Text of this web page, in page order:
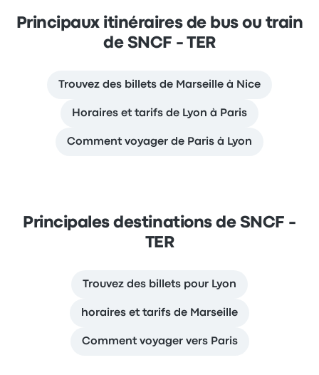
Principaux itinéraires de bus ou train
de SNCF - TER
Trouvez des billets de Marseille à Nice
Horaires et tarifs de Lyon à Paris
Comment voyager de Paris à Lyon
Principales destinations de SNCF -
TER
Trouvez des billets pour Lyon
horaires et tarifs de Marseille
Comment voyager vers Paris